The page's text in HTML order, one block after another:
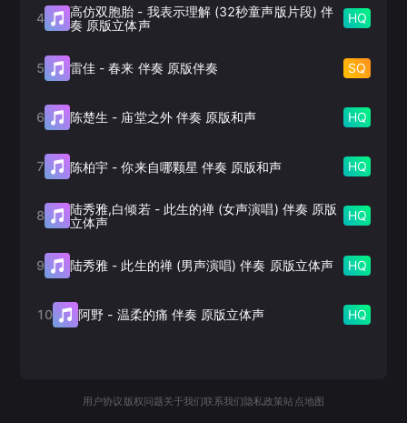
4 高仿双胞胎 - 我表示理解 (32秒童声版片段) 伴
奏 原版立体声
HQ
5 雷佳 -春来 伴奏 原版伴奏 SQ
6 陈楚生 - 庙堂之外 伴奏 原版和声 HQ
7 陈柏宇 -你来自哪颗星 伴奏 原版和声 HQ
8 陆秀雅,白倾若- 此生的禅 (女声演唱) 伴奏 原版
立体声
HQ
9 陆秀雅 - 此生的禅 (男声演唱) 伴奏 原版立体声 HQ
10 阿野 - 温柔的痛 伴奏 原版立体声 HQ
用户协议 版权问题关于我们联系我们 隐私政策站点地图